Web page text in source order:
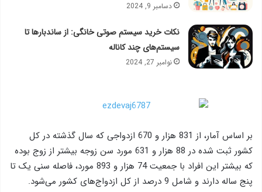
دسامبر 9, 2024
نکات خرید سیستم‌ صوتی خانگی: از ساندبارها تا
سیستم‌های چند کاناله
نوامبر 27, 2024
بر اساس آمار، از 831 هزار و 670 ازدواجی که سال گذشته در کل
کشور ثبت شده در 88 هزار و 631 مورد سن زوجه بیشتر از زوج بوده
که بیشتر این افراد با جمعیت 74 هزار و 893 مورد، فاصله سنی یک تا
پنج ساله دارند و شامل 9 درصد از کل ازدواج‌های کشور می‌شود.